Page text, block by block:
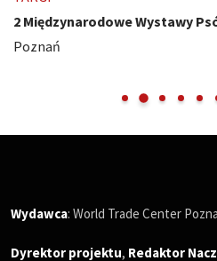
2 Międzynarodowe Wystawy
Poznań
Wydawca: World Trade Center
Dyrektor projektu, Redaktor